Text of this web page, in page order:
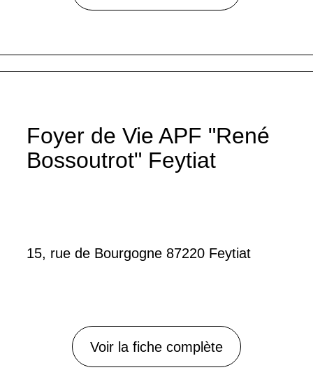
Foyer de Vie APF "René
Bossoutrot" Feytiat
15, rue de Bourgogne 87220 Feytiat
Voir la fiche complète